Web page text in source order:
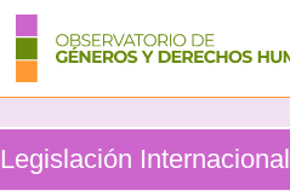
Legislación Internacional